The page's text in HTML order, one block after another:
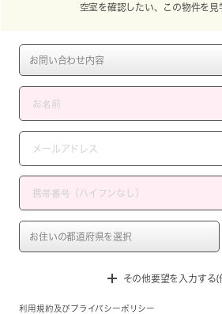
空室を確認したい、この物件を見
その他要望を入力する(
利用規約 及び プライバシーポリシー